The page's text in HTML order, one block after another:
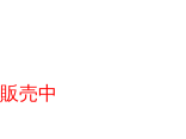
売中